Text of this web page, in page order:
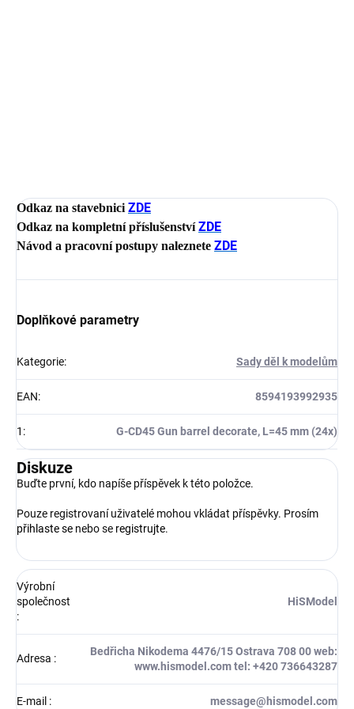
Odkaz na stavebniciZDE
Odkaz na kompletní příslušenstvíZDE
Návod a pracovní postupy naleznete ZDE
Doplňkové parametry
Kategorie: Sady děl k modelům
EAN: 8594193992935
1 : G-CD45 Gun barrel decorate, L=45 mm (24x)
Diskuze
Buďte první, kdo napíše příspěvek k této položce.
Pouze registrovaní uživatelé mohou vkládat příspěvky. Prosím
přihlaste se nebo se registrujte.
Výrobní
společnost
:
HiSModel
Adresa :
Bedřicha Nikodema 4476/15 Ostrava 708 00 web:
www.hismodel.com tel: +420 736643287
E-mail : message@hismodel.com